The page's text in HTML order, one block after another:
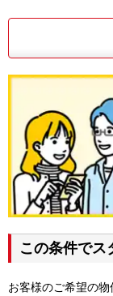
この条件でス
お客様のご希望の